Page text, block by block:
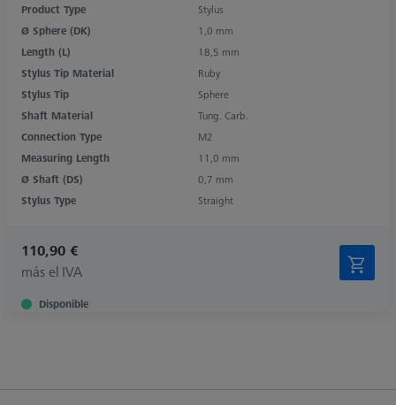
Product Type
Stylus
Ø Sphere (DK)
1,0 mm
Length (L)
18,5 mm
Stylus Tip Material
Ruby
Stylus Tip
Sphere
Shaft Material
Tung. Carb.
Connection Type
M2
Measuring Length
11,0 mm
Ø Shaft (DS)
0,7 mm
Stylus Type
Straight
110,90 €
más el IVA
Disponible